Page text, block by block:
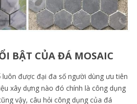
BẬT CỦA ĐÁ MOSAIC
được đại đa số người dùng ưu tiên
xây dựng nào đó chính là công dụng
vậy, câu hỏi công dụng của đá